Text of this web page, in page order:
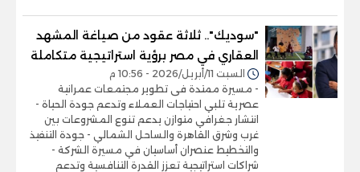
"سوديك".. ثلاثة عقود من صياغة المشهد
العقاري في مصر برؤية استراتيجية متكاملة
السبت 11/أبريل/2026 - 10:56 م
- مسيرة ممتدة فى تطوير مجتمعات عمرانية
عصرية تلبي احتياجات العملاء وتدعم جودة الحياة -
انتشار جغرافي متوازن يدعم تنوع المشروعات بين
غرب وشرق القاهرة والساحل الشمالي - جودة التنفيذ
والتخطيط عنصران أساسيان في مسيرة الشركة -
شراكات استراتيجية تعزز القدرة التنافسية وتدعم